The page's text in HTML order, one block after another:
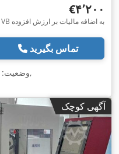
‎€۴٬۲۰۰
VB به اضافه مالیات بر ارزش افزوده
تماس بگیرید
وضعیت:,
آگهی کوچک